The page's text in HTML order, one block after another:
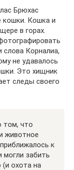
Брюхас
кошки. Кошка и
в горах.
Корналиа,
не удавалось
Это хищник
следы своего
том, что
животное
к
могли забить
(и охота на